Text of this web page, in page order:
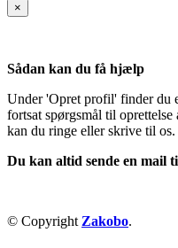
×
Sådan kan du få hjælp
Under 'Opret profil' finder du
fortsat spørgsmål til
kan du ringe eller skrive til os.
Du kan altid sende en mail
© Copyright Zakobo.